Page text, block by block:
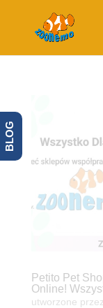
Petito Pet
Online!
utworzone przez
BLOG